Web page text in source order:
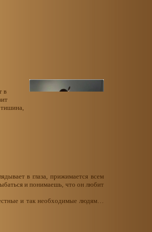
в
в глаза, прижимается всем
и понимаешь, что он любит
и так необходимые людям…